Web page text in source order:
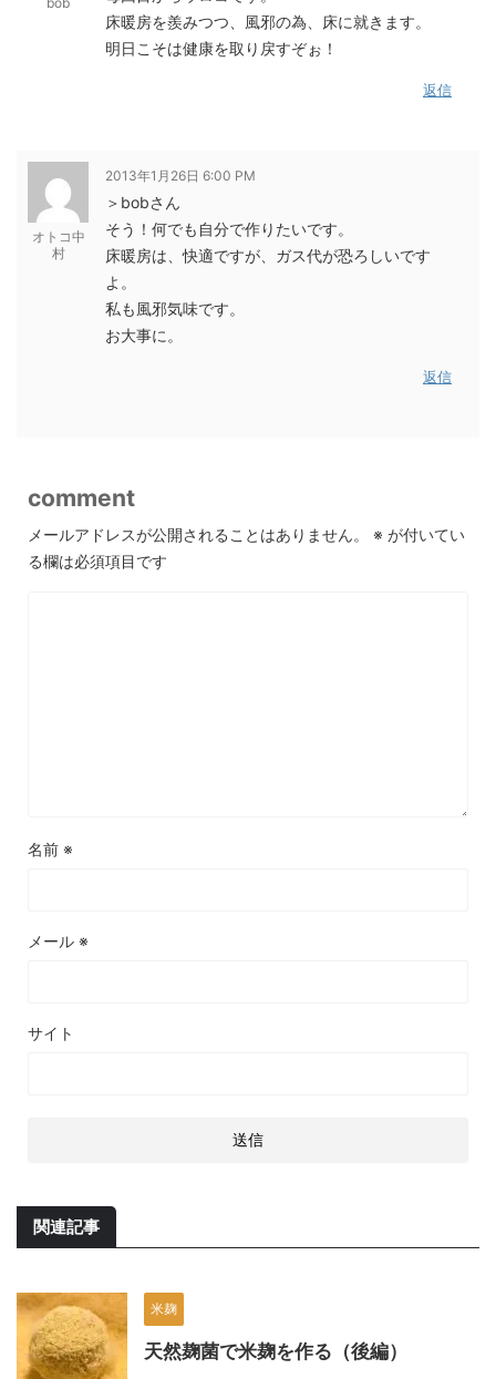
床暖房を羨みつつ、風邪の為、床に就きます。
明日こそは健康を取り戻すぞぉ！
返信
オトコ中
村
2013年1月26日 6:00 PM
＞bobさん
そう！何でも自分で作りたいです。
床暖房は、快適ですが、ガス代が恐ろしいです
よ。
私も風邪気味です。
お大事に。
返信
comment
メールアドレスが公開されることはありません。 ※ が付いてい
る欄は必須項目です
名前 ※
メール ※
サイト
関連記事
米麹
天然麹菌で米麹を作る（後編）